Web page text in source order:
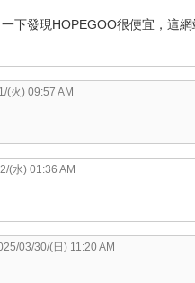
下發現HOPEGOO很便宜，這
(火) 09:57 AM
(水) 01:36 AM
03/30/(日) 11:20 AM